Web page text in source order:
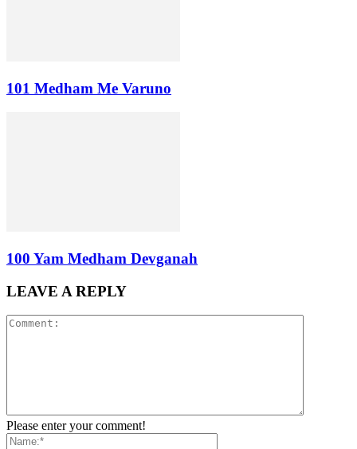
101 Medham Me Varuno
100 Yam Medham Devganah
LEAVE A REPLY
Please enter your comment!